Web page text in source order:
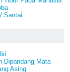
Santai
Dipandang Mata
Asing